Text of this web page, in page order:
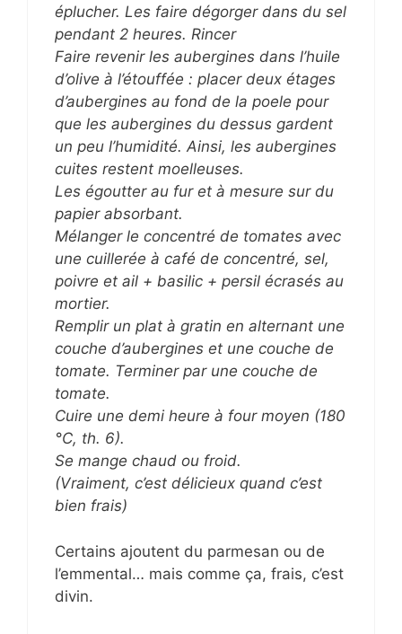
éplucher. Les faire dégorger dans du sel
pendant 2 heures. Rincer
Faire revenir les aubergines dans l’huile
d’olive à l’étouffée : placer deux étages
d’aubergines au fond de la poele pour
que les aubergines du dessus gardent
un peu l’humidité. Ainsi, les aubergines
cuites restent moelleuses.
Les égoutter au fur et à mesure sur du
papier absorbant.
Mélanger le concentré de tomates avec
une cuillerée à café de concentré, sel,
poivre et ail + basilic + persil écrasés au
mortier.
Remplir un plat à gratin en alternant une
couche d’aubergines et une couche de
tomate. Terminer par une couche de
tomate.
Cuire une demi heure à four moyen (180
°C, th. 6).
Se mange chaud ou froid.
(Vraiment, c’est délicieux quand c’est
bien frais)
Certains ajoutent du parmesan ou de
l’emmental… mais comme ça, frais, c’est
divin.